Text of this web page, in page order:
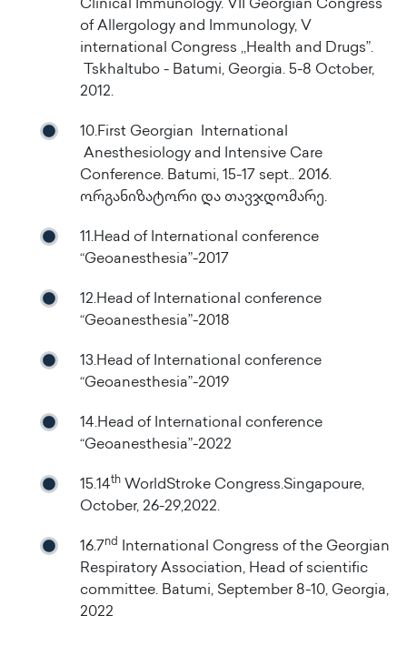
Clinical Immunology. VII Georgian Congress
of Allergology and Immunology, V
international Congress ,,Health and Drugs”.
Tskhaltubo - Batumi, Georgia. 5-8 October,
2012.
10.First Georgian International
Anesthesiology and Intensive Care
Conference. Batumi, 15-17 sept.. 2016.
ორგანიზატორი და თავჯდომარე.
11.Head of International conference
“Geoanesthesia”-2017
12.Head of International conference
“Geoanesthesia”-2018
13.Head of International conference
“Geoanesthesia”-2019
14.Head of International conference
“Geoanesthesia”-2022
15.14th WorldStroke Congress.Singapoure,
October, 26-29,2022.
16.7nd International Congress of the Georgian
Respiratory Association, Head of scientific
committee. Batumi, September 8-10, Georgia,
2022